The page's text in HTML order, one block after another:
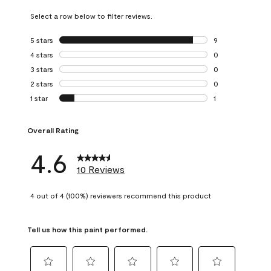
Select a row below to filter reviews.
5 stars stars
9
9 reviews with 5
4 stars stars
0
0 reviews with 4
3 stars stars
0
0 reviews with 3
2 stars stars
0
0 reviews with 2
1 star stars
1
Overall Rating
4.6 10 Reviews
4 out of 4 (100%) reviewers recommend this product
Tell us how this paint performed.